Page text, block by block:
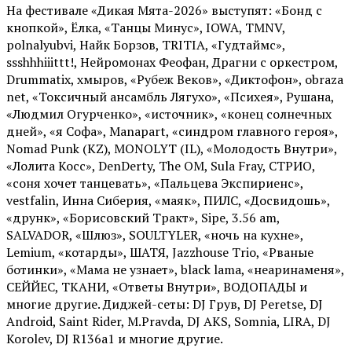
На фестивале «Дикая Мята-2026» выступят: «Бонд с
кнопкой», Ёлка, «Танцы Минус», IOWA, TMNV,
polnalyubvi, Найк Борзов, TRITIA, «Гудтаймс»,
ssshhhiiittt!, Нейромонах Феофан, Драгни с оркестром,
Drummatix, хмыров, «Рубеж Веков», «Диктофон», obraza
net, «Токсичный ансамбль Лягухо», «Психея», Рушана,
«Людмил Огурченко», «источник», «конец солнечных
дней», «я Софа», Manapart, «синдром главного героя»,
Nomad Punk (KZ), MONOLYT (IL), «Молодость Внутри»,
«Лолита Косс», DenDerty, The OM, Sula Fray, СТРИО,
«соня хочет танцевать», «Пальцева Экспириенс»,
vestfalin, Инна Сиберия, «маяк», ПИЛС, «Досвидошь»,
«друнк», «Борисовский Тракт», Sipe, 3.56 am,
SALVADOR, «Шлюз», SOULTYLER, «ночь на кухне»,
Lemium, «котарды», ШАТЯ, Jazzhouse Trio, «Рваные
ботинки», «Мама не узнает», black lama, «неаринаменя»,
СЕЙЙЕС, ТКАНИ, «Ответы Внутри», ВОДОПАДЫ и
многие другие. Диджей-сеты: DJ Грув, DJ Peretse, DJ
Android, Saint Rider, М.Pravda, DJ AKS, Somnia, LIRA, DJ
Korolev, DJ R136a1 и многие другие.